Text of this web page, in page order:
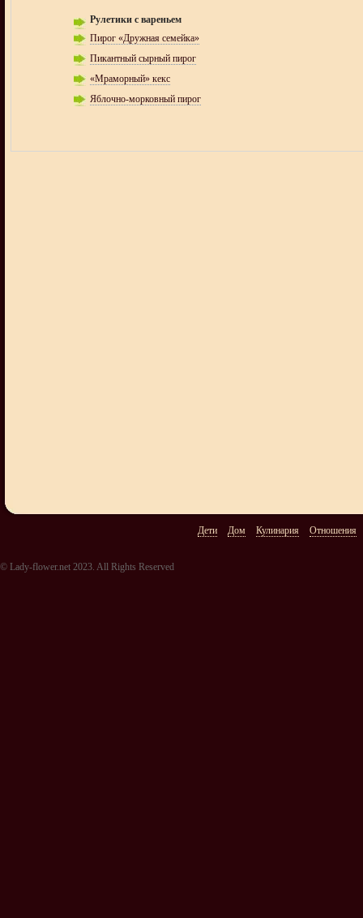
Рулетики с вареньем
Пирог «Дружная семейка»
Пикантный сырный пирог
«Мраморный» кекс
Яблочно-морковный пирог
Дети Дом Кулинария Отношения
© Lady-flower.net 2023. All Rights Reserved